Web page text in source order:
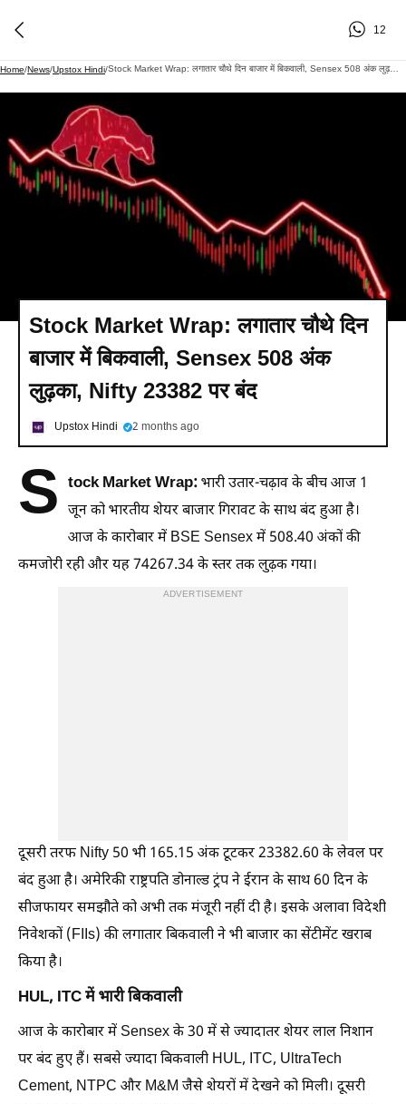
12
Home/News/Upstox Hindi/ Stock Market Wrap: लगातार चौथे दिन बाजार में बिकवाली, Sensex 508 अंक लुढ़का, Nifty 23382 पर बंद
Stock Market Wrap: लगातार चौथे दिन
बाजार में बिकवाली, Sensex 508 अंक
लुढ़का, Nifty 23382 पर बंद
Upstox Hindi 2 months ago
S tock Market Wrap:भारी उतार-चढ़ाव के बीच आज 1
जून को भारतीय शेयर बाजार गिरावट के साथ बंद हुआ है।
आज के कारोबार में BSE Sensex में 508.40 अंकों की
कमजोरी रही और यह 74267.34 के स्तर तक लुढ़क गया।
ADVERTISEMENT
दूसरी तरफ Nifty 50 भी 165.15 अंक टूटकर 23382.60 के लेवल पर
बंद हुआ है। अमेरिकी राष्ट्रपति डोनाल्ड ट्रंप ने ईरान के साथ 60 दिन के
सीजफायर समझौते को अभी तक मंजूरी नहीं दी है। इसके अलावा विदेशी
निवेशकों (FIIs) की लगातार बिकवाली ने भी बाजार का सेंटीमेंट खराब
किया है।
HUL, ITC में भारी बिकवाली
आज के कारोबार में Sensex के 30 में से ज्यादातर शेयर लाल निशान
पर बंद हुए हैं। सबसे ज्यादा बिकवाली HUL, ITC, UltraTech
Cement, NTPC और M&M जैसे शेयरों में देखने को मिली। दूसरी